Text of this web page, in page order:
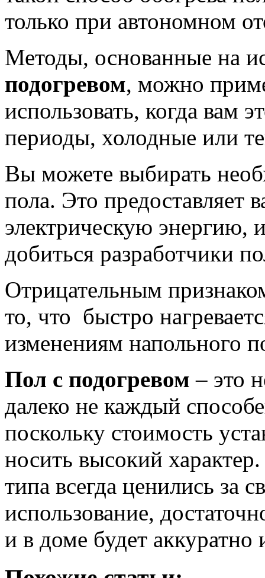
только при автономном
Методы, основанные на
подогревом, можно
использовать, когда вам
периоды, холодные или
Вы можете выбирать
пола. Это предоставляет
электрическую энергию,
добиться разработчики
Отрицательным
то, что быстро
изменениям напольного
Пол с подогревом – это
далеко не каждый
поскольку стоимость
носить высокий
типа всегда ценились за
использование,
и в доме будет